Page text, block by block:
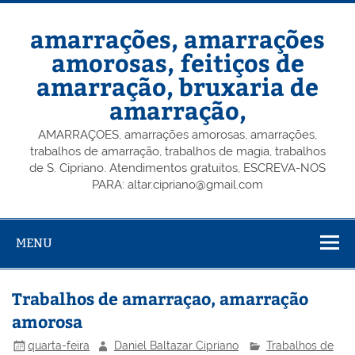
Skip
amarrações, amarrações
amorosas, feitiços de
amarração, bruxaria de
amarração,
AMARRAÇOES, amarrações amorosas, amarrações,
trabalhos de amarração, trabalhos de magia, trabalhos
de S. Cipriano. Atendimentos gratuitos, ESCREVA-NOS
PARA: altar.cipriano@gmail.com
MENU
Trabalhos de amarraçao, amarração
amorosa
quarta-feira Daniel Baltazar Cipriano
Trabalhos de